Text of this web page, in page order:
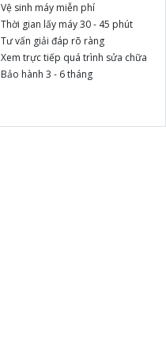
Vệ sinh máy miễn phí
Thời gian lấy máy 30 - 45 phút
Tư vấn giải đáp rõ ràng
Xem trực tiếp quá trình sửa chữa
Bảo hành 3 - 6 tháng